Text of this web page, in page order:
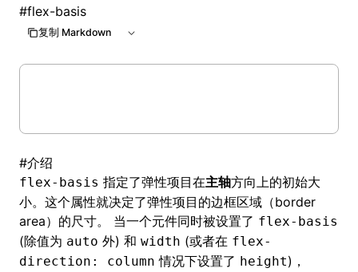
#flex-basis
复制 Markdown
#介绍
flex-basis 指定了弹性项目在主轴方向上的初始大
小。这个属性就决定了弹性项目的边框区域（border
area）的尺寸。 当一个元件同时被设置了 flex-basis
(除值为 auto 外) 和 width (或者在 flex-
direction: column 情况下设置了 height)，